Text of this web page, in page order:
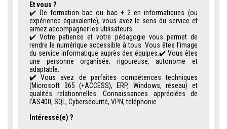
Et vous ?
✔️ De formation bac ou bac + 2 en informatiques (ou
expérience équivalente), vous avez le sens du service et
aimez accompagner les utilisateurs.
✔️Votre patience et votre pédagogie vous permet de
rendre le numérique accessible à tous. Vous êtes l’image
du service informatique auprès des équipes. ✔️ Vous êtes
une personne organisée, rigoureuse, autonome et
adaptable.
✔️Vous avez de parfaites compétences techniques
(Microsoft 365 (+ACCESS), ERP, Windows, réseau) et
qualités relationnelles. Connaissances appréciées de
l’AS400, SQL, Cybersécurité, VPN, téléphonie
Intéressé(e) ?